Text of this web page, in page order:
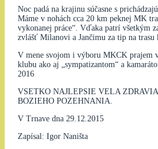
Noc padá na krajinu súčasne s
Máme v nohách cca 20 km peknej MK
vykonanej práce“. Vďaka patrí všetkým
zvlášť Milanovi a Jančimu za tip na trasu
V mene svojom i výboru MKCK prajem
klubu ako aj „sympatizantom“ a
2016
VSETKO NAJLEPSIE VELA
BOZIEHO POZEHNANIA.
V Trnave dna 29.12.2015
Zapísal: Igor Naništa